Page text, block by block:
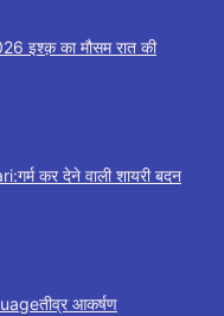
इश्क़ का मौसम रात की
कर देने वाली शायरी बदन
आकर्षण